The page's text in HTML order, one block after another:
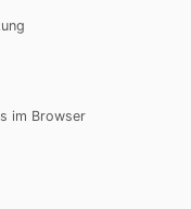
Wenzel am Dom
im Browser